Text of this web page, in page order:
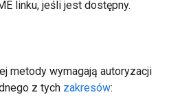
linku, jeśli jest dostępny.
metody wymagają autoryzacji
z tych zakresów: